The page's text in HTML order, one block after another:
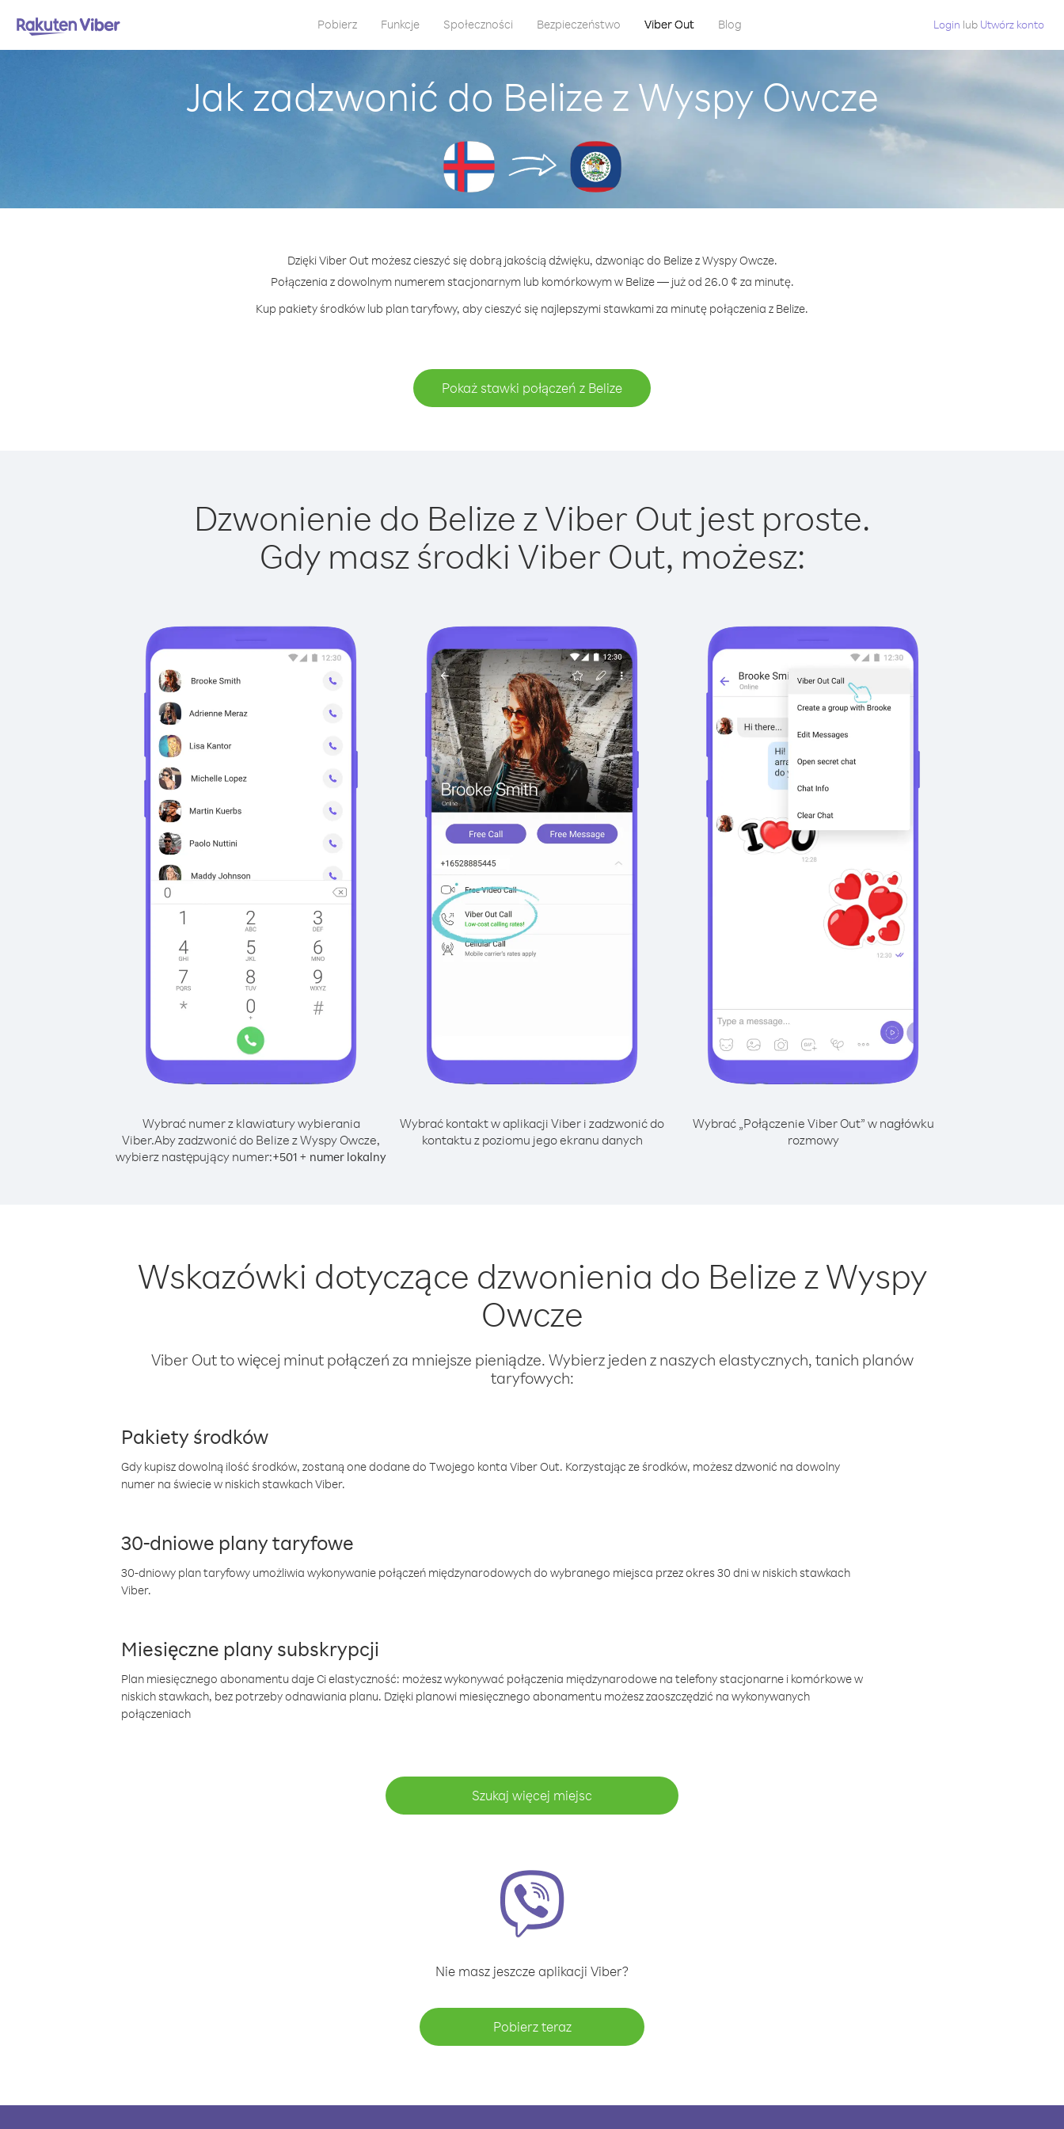
Pobierz Funkcje Społeczności Bezpieczeństwo Viber Out Blog Login lub Utwórz konto
Jak zadzwonić do Belize z Wyspy Owcze
Dzięki Viber Out możesz cieszyć się dobrą jakością dźwięku, dzwoniąc do Belize z Wyspy Owcze.
Połączenia z dowolnym numerem stacjonarnym lub komórkowym w Belize — już od 26.0 ¢ za minutę.
Kup pakiety środków lub plan taryfowy, aby cieszyć się najlepszymi stawkami za minutę połączenia z Belize.
Pokaż stawki połączeń z Belize
Dzwonienie do Belize z Viber Out jest proste.
Gdy masz środki Viber Out, możesz:
Wybrać numer z klawiatury wybierania
Viber.Aby zadzwonić do Belize z Wyspy Owcze,
wybierz następujący numer:+501 + numer lokalny
Wybrać kontakt w aplikacji Viber i zadzwonić do
kontaktu z poziomu jego ekranu danych
Wybrać „Połączenie Viber Out” w nagłówku
rozmowy
Wskazówki dotyczące dzwonienia do Belize z Wyspy
Owcze
Viber Out to więcej minut połączeń za mniejsze pieniądze. Wybierz jeden z naszych elastycznych, tanich planów
taryfowych:
Pakiety środków
Gdy kupisz dowolną ilość środków, zostaną one dodane do Twojego konta Viber Out. Korzystając ze środków, możesz dzwonić na dowolny
numer na świecie w niskich stawkach Viber.
30-dniowe plany taryfowe
30-dniowy plan taryfowy umożliwia wykonywanie połączeń międzynarodowych do wybranego miejsca przez okres 30 dni w niskich stawkach
Viber.
Miesięczne plany subskrypcji
Plan miesięcznego abonamentu daje Ci elastyczność: możesz wykonywać połączenia międzynarodowe na telefony stacjonarne i komórkowe w
niskich stawkach, bez potrzeby odnawiania planu. Dzięki planowi miesięcznego abonamentu możesz zaoszczędzić na wykonywanych
połączeniach
Szukaj więcej miejsc
Nie masz jeszcze aplikacji Viber?
Pobierz teraz